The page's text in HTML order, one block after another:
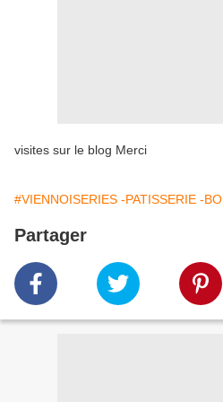
visites sur le blog Merci
#VIENNOISERIES -PATISSERIE -
Partager